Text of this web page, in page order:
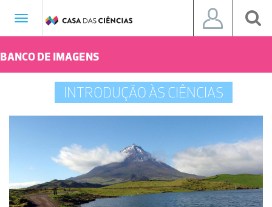
Toggle
BANCO DE IMAGENS
INTRODUÇÃO ÀS CIÊNCIAS